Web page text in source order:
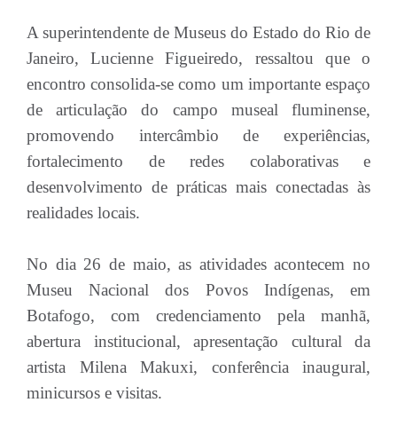
A superintendente de Museus do Estado do Rio de
Janeiro, Lucienne Figueiredo, ressaltou que o
encontro consolida-se como um importante espaço
de articulação do campo museal fluminense,
promovendo intercâmbio de experiências,
fortalecimento de redes colaborativas e
desenvolvimento de práticas mais conectadas às
realidades locais.
No dia 26 de maio, as atividades acontecem no
Museu Nacional dos Povos Indígenas, em
Botafogo, com credenciamento pela manhã,
abertura institucional, apresentação cultural da
artista Milena Makuxi, conferência inaugural,
minicursos e visitas.